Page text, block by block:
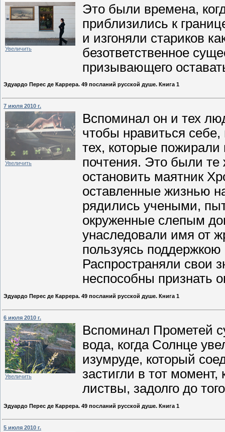
Увеличить
Это были времена,
приблизились к
и изгоняли стариков
безответственное
призывающего
Эдуардо Перес де Каррера. 49 посланий русской душе. Книга 1
7 июля 2010 г.
Увеличить
Вспоминал он и тех
чтобы нравиться
тех, которые пожирали
почтения. Это были
остановить маятник
оставленные жизнью
рядились учеными,
окруженные слепым
унаследовали имя от
пользуясь
Распространяли свои
неспособны признать
Эдуардо Перес де Каррера. 49 посланий русской душе. Книга 1
6 июля 2010 г.
Увеличить
Вспоминал Прометей
вода, когда Солнце
изумруде, который
застигли в тот
листвы, задолго до
Эдуардо Перес де Каррера. 49 посланий русской душе. Книга 1
5 июля 2010 г.